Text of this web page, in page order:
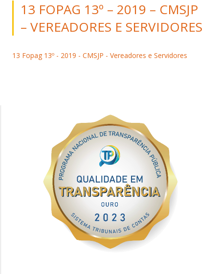
13 FOPAG 13º – 2019 – CMSJP
– VEREADORES E SERVIDORES
13 Fopag 13º - 2019 - CMSJP - Vereadores e Servidores